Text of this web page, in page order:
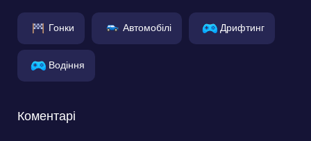
Гонки Автомобілі Дрифтинг
Водіння
Коментарі